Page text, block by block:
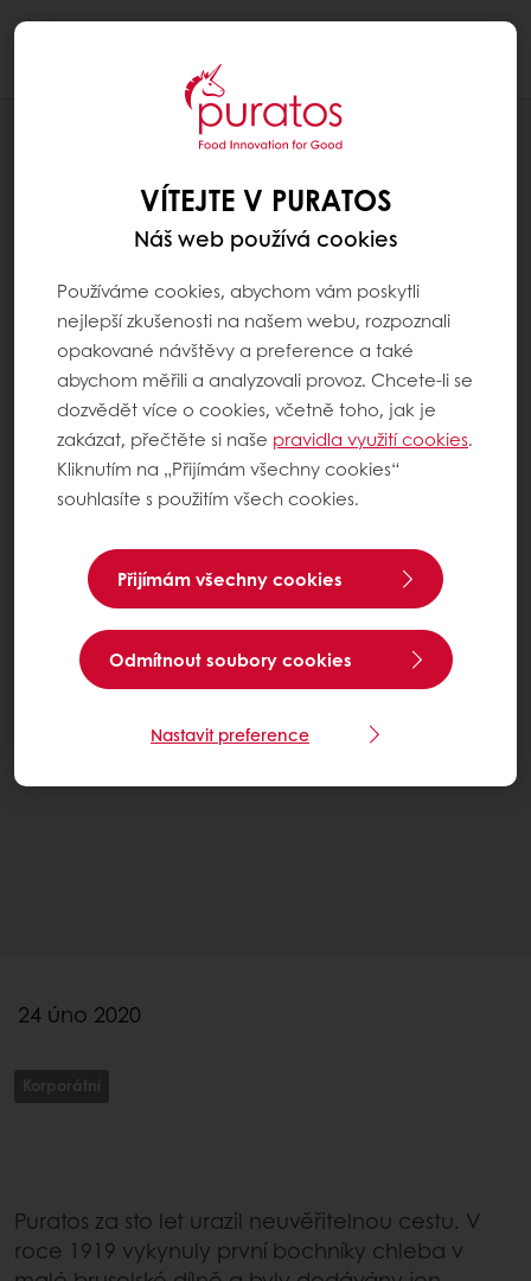
PURATOS - 100 LET VE ZNAMENÍ
24 úno 2020
Korporátní
Puratos za sto let urazil neuvěřitelnou cestu. V
roce 1919 vykynuly první bochníky chleba v
VÍTEJTE V PURATOS
Náš web používá cookies
Používáme cookies, abychom vám poskytli
nejlepší zkušenosti na našem webu, rozpoznali
opakované návštěvy a preference a také
abychom měřili a analyzovali provoz. Chcete-li se
dozvědět více o cookies, včetně toho, jak je
zakázat, přečtěte si naše pravidla využití cookies.
Kliknutím na „Přijímám všechny cookies“
souhlasíte s použitím všech cookies.
Přijímám všechny cookies
Odmítnout soubory cookies
Nastavit preference